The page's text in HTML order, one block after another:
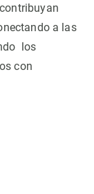
a las
los
con